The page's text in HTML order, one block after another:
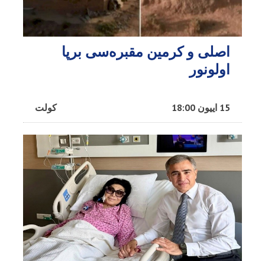
اصلی و کرمین مقبره‌سی برپا
اولونور
کولت 15 اییون 18:00